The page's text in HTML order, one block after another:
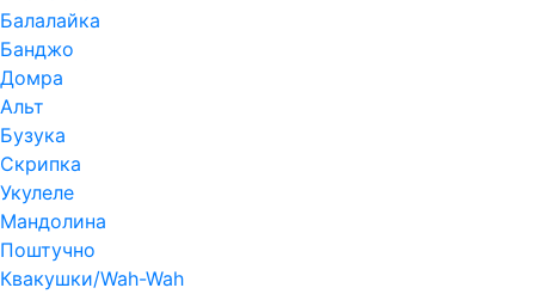
Балалайка
Банджо
Домра
Альт
Бузука
Скрипка
Укулеле
Мандолина
Поштучно
Квакушки/Wah-Wah